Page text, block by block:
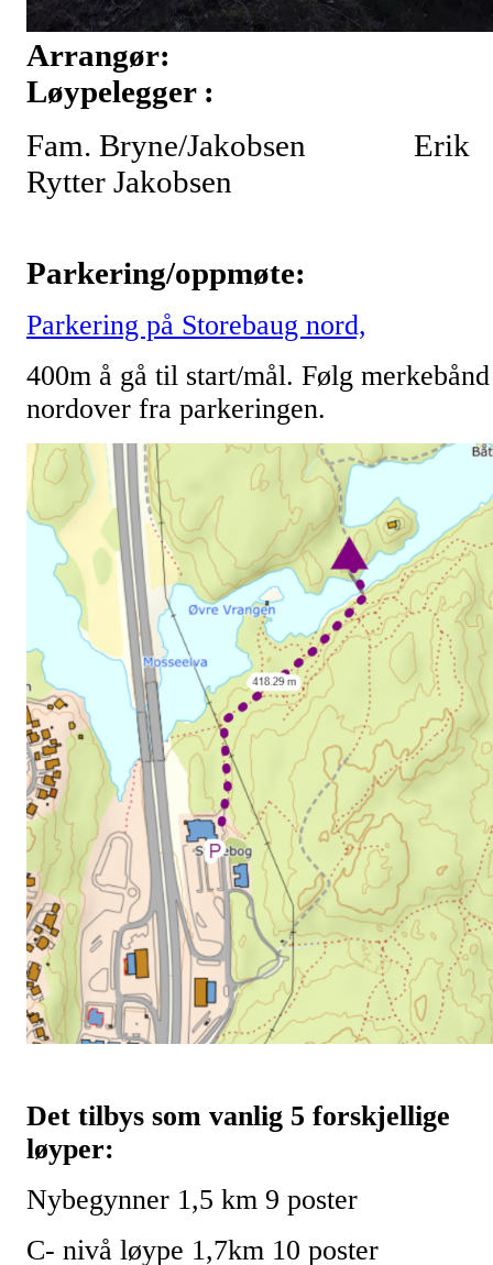
Arrangør:
Løypelegger :
Fam. Bryne/Jakobsen Erik
Rytter Jakobsen
Parkering/oppmøte:
Parkering på Storebaug nord,
400m å gå til start/mål. Følg merkebånd
nordover fra parkeringen.
Det tilbys som vanlig 5 forskjellige
løyper:
Nybegynner 1,5 km 9 poster
C- nivå løype 1,7km 10 poster